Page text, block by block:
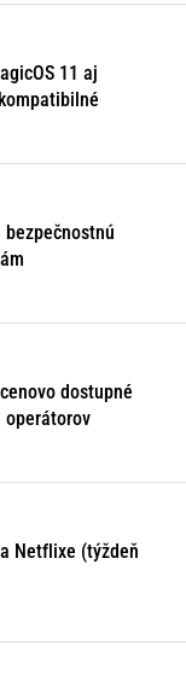
11 aj
dostupné
Netflixe (týždeň